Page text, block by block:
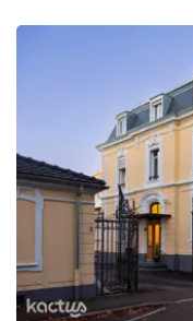
situé dans la Villa
l’Histoire, ne
ancien quartier
Train, ainsi que les